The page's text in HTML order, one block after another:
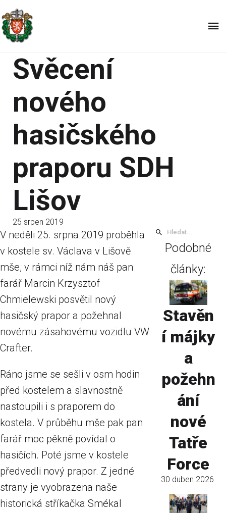
Svěcení
nového
hasičského
praporu SDH
Lišov
25 srpen 2019
V neděli 25. srpna 2019 proběhla
v kostele sv. Václava v Lišově
mše, v rámci níž nám náš pan
farář Marcin Krzysztof
Chmielewski posvětil nový
hasičský prapor a požehnal
novému zásahovému vozidlu VW
Crafter.
Ráno jsme se sešli v osm hodin
před kostelem a slavnostně
nastoupili i s praporem do
kostela. V průběhu mše pak pan
farář moc pěkně povídal o
hasičích. Poté jsme v kostele
předvedli nový prapor. Z jedné
strany je vyobrazena naše
historická stříkačka Smékal
Podobné
články:
Stavěn
í májky
a
požehn
ání
nové
Tatře
Force
30 duben 2026